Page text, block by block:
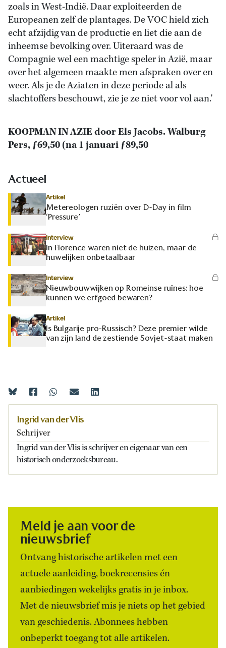
zoals in West-Indië. Daar exploiteerden de
Europeanen zelf de plantages. De VOC hield zich
echt afzijdig van de productie en liet die aan de
inheemse bevolking over. Uiteraard was de
Compagnie wel een machtige speler in Azië, maar
over het algemeen maakte men afspraken over en
weer. Als je de Aziaten in deze periode al als
slachtoffers beschouwt, zie je ze niet voor vol aan.'
KOOPMAN IN AZIE door Els Jacobs. Walburg
Pers, ƒ69,50 (na 1 januari ƒ89,50
Actueel
Artikel
Metereologen ruziën over D-Day in film
‘Pressure’
Interview
In Florence waren niet de huizen, maar de
huwelijken onbetaalbaar
Interview
Nieuwbouwwijken op Romeinse ruïnes: hoe
kunnen we erfgoed bewaren?
Artikel
Is Bulgarije pro-Russisch? Deze premier wilde
van zijn land de zestiende Sovjet-staat maken
Ingrid van der Vlis
Schrijver
Ingrid van der Vlis is schrijver en eigenaar van een
historisch onderzoeksbureau.
Meld je aan voor de
nieuwsbrief
Ontvang historische artikelen met een
actuele aanleiding, boekrecensies én
aanbiedingen wekelijks gratis in je inbox.
Met de nieuwsbrief mis je niets op het gebied
van geschiedenis. Abonnees hebben
onbeperkt toegang tot alle artikelen.